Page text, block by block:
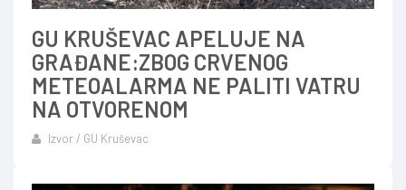
GU KRUŠEVAC APELUJE NA
GRAĐANE:ZBOG CRVENOG
METEOALARMA NE PALITI VATRU
NA OTVORENOM
Izvor / GU Kruševac